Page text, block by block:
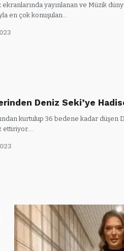
yayınlanan ve Müzik
en çok konuşulan…
Deniz Seki’ye
kurtulup 36 bedene kadar düşen
ettiriyor.…